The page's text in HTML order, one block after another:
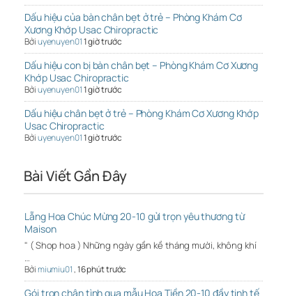
Dấu hiệu của bàn chân bẹt ở trẻ – Phòng Khám Cơ
Xương Khớp Usac Chiropractic
Bởiuyenuyen011 giờ trước
Dấu hiệu con bị bàn chân bẹt – Phòng Khám Cơ Xương
Khớp Usac Chiropractic
Bởiuyenuyen011 giờ trước
Dấu hiệu chân bẹt ở trẻ – Phòng Khám Cơ Xương Khớp
Usac Chiropractic
Bởiuyenuyen011 giờ trước
Bài Viết Gần Đây
Lẵng Hoa Chúc Mừng 20-10 gửi trọn yêu thương từ
Maison
" ( Shop hoa ) Những ngày gần kề tháng mười, không khí
…
Bởimiumiu01,16 phút trước
Gói trọn chân tình qua mẫu Hoa Tiền 20-10 đầy tinh tế